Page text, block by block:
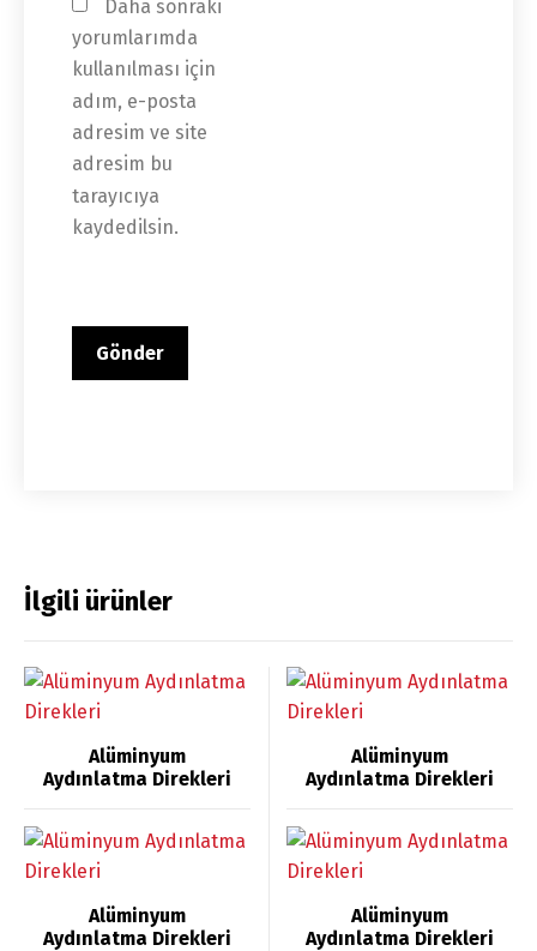
Daha sonraki
yorumlarımda
kullanılması için
adım, e-posta
adresim ve site
adresim bu
tarayıcıya
kaydedilsin.
İlgili ürünler
Alüminyum
Aydınlatma Direkleri
Alüminyum
Aydınlatma Direkleri
Alüminyum
Aydınlatma Direkleri
Alüminyum
Aydınlatma Direkleri